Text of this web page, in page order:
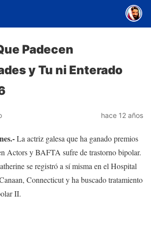
Padecen
y Tu ni Enterado
hace 12 años
La actriz galesa que ha ganado premios
Actors y BAFTA sufre de trastorno bipolar.
se registró a sí misma en el Hospital
Connecticut y ha buscado tratamiento
II.